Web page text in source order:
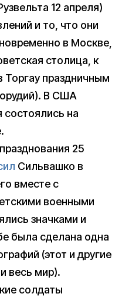
12 апреля)
и то, что они
в Москве,
столица, к
Торгау праздничным
В США
состоялись на
25
Сильвашко в
вместе с
военными
значками и
была сделана одна
(этот и другие
весь мир).
солдаты